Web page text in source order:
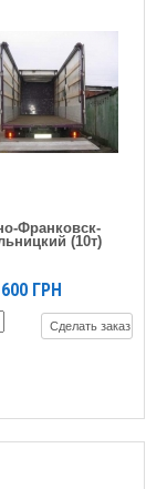
Франковск-
(10т)
ГРН
Сделать заказ